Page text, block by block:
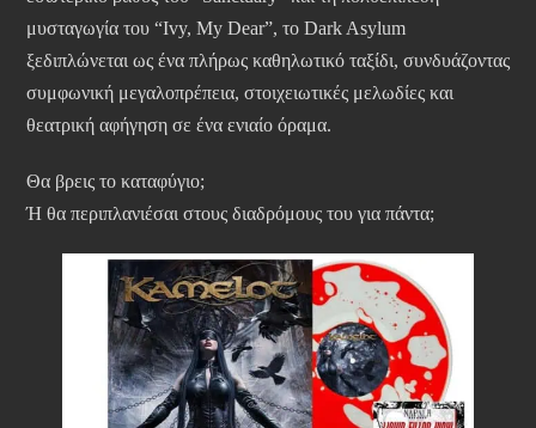
μυσταγωγία του “Ivy, My Dear”, το Dark Asylum
ξεδιπλώνεται ως ένα πλήρως καθηλωτικό ταξίδι, συνδυάζοντας
συμφωνική μεγαλοπρέπεια, στοιχειωτικές μελωδίες και
θεατρική αφήγηση σε ένα ενιαίο όραμα.
Θα βρεις το καταφύγιο;
Ή θα περιπλανιέσαι στους διαδρόμους του για πάντα;